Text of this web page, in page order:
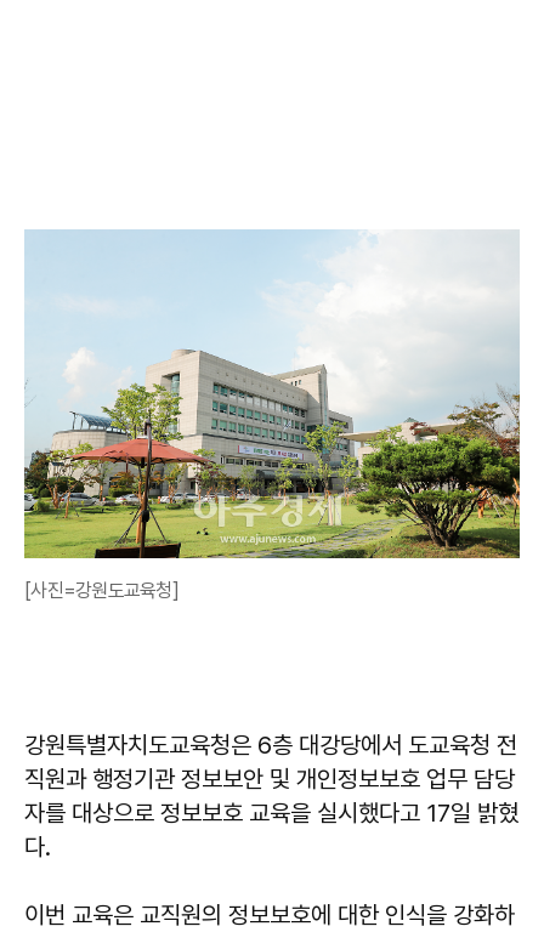
[사진=강원도교육청]
강원특별자치도교육청은 6층 대강당에서 도교육청 전
직원과 행정기관 정보보안 및 개인정보보호 업무 담당
자를 대상으로 정보보호 교육을 실시했다고 17일 밝혔
다.
이번 교육은 교직원의 정보보호에 대한 인식을 강화하